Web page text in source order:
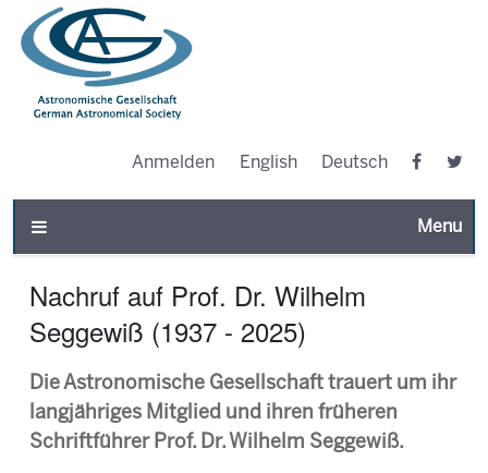
Anmelden English Deutsch
Toggle
Nachruf auf Prof. Dr. Wilhelm
Seggewiß (1937 - 2025)
Die Astronomische Gesellschaft trauert um ihr
langjähriges Mitglied und ihren früheren
Schriftführer Prof. Dr. Wilhelm Seggewiß.